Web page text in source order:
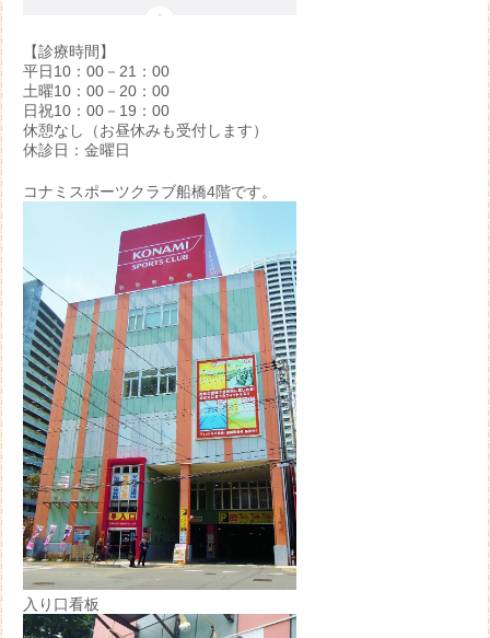
【診療時間】
平日10：00－21：00
土曜10：00－20：00
日祝10：00－19：00
休憩なし（お昼休みも受付します）
休診日：金曜日
コナミスポーツクラブ船橋4階です。
入り口看板